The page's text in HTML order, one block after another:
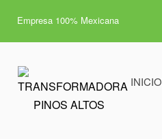
Empresa 100% Mexicana
INICIO